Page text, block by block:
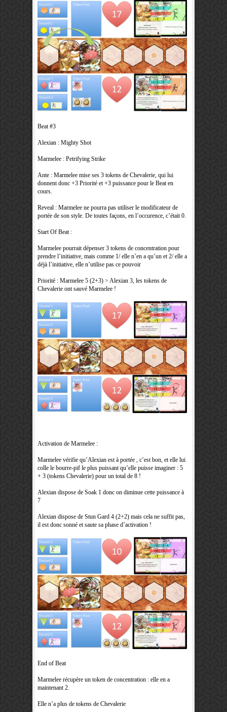
Beat #3
Alexian : Mighty Shot
Marmelee : Petrifying Strike
Ante : Marmelee mise ses 3 tokens de Chevalerie, qui lui
donnent donc +3 Priorité et +3 puissance pour le Beat en
cours.
Reveal : Marmelee ne pourra pas utiliser le modificateur de
portée de son style. De toutes façons, en l’occurence, c’était 0.
Start Of Beat :
Marmelee pourrait dépenser 3 tokens de concentration pour
prendre l’initiative, mais comme 1/ elle n’en a qu’un et 2/ elle a
déjà l’initiative, elle n’utilise pas ce pouvoir
Priorité : Marmelee 5 (2+3) > Alexian 3, les tokens de
Chevalerie ont sauvé Marmelee !
Activation de Marmelee :
Marmelee vérifie qu’Alexian est à portée , c’est bon, et elle lui
colle le bourre-pif le plus puissant qu’elle puisse imaginer : 5
+ 3 (tokens Chevalerie) pour un total de 8 !
Alexian dispose de Soak 1 donc on diminue cette puissance à
7
Alexian dispose de Stun Gard 4 (2+2) mais cela ne suffit pas,
il est donc sonné et saute sa phase d’activation !
End of Beat
Marmelee récupère un token de concentration : elle en a
maintenant 2.
Elle n’a plus de tokens de Chevalerie